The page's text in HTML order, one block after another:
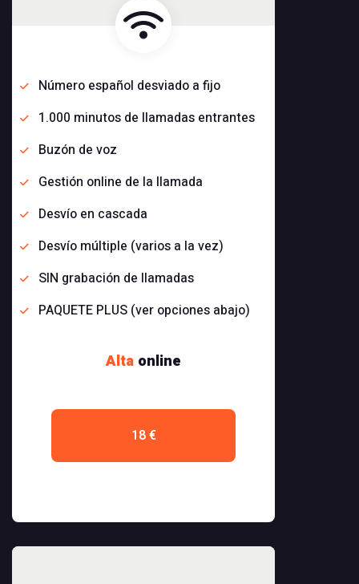
Número español desviado a fijo
1.000 minutos de llamadas entrantes
Buzón de voz
Gestión online de la llamada
Desvío en cascada
Desvío múltiple (varios a la vez)
SIN grabación de llamadas
PAQUETE PLUS (ver opciones abajo)
Alta online
18 €